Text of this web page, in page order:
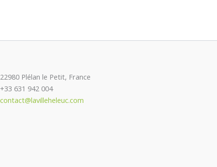
22980 Plélan le Petit, France
+33 631 942 004
contact@lavilleheleuc.com